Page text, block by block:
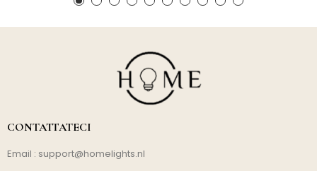
CONTATTATECI
Email : support@homelights.nl